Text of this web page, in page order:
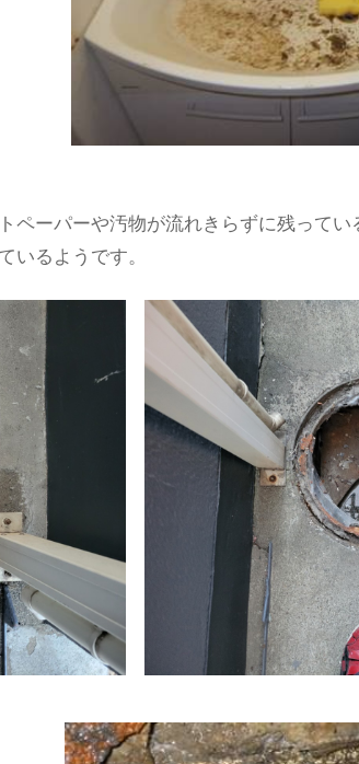
ペーパーや汚物が流れきらずに残って
いるようです。